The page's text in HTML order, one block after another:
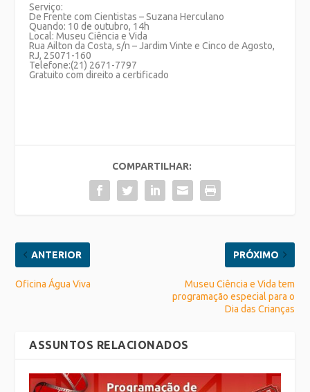
Serviço:
De Frente com Cientistas – Suzana Herculano
Quando: 10 de outubro, 14h
Local: Museu Ciência e Vida
Rua Ailton da Costa, s/n – Jardim Vinte e Cinco de Agosto,
RJ, 25071-160
Telefone:(21) 2671-7797
Gratuito com direito a certificado
COMPARTILHAR:
ANTERIOR
Oficina Água Viva
PRÓXIMO
Museu Ciência e Vida tem
programação especial para o
Dia das Crianças
ASSUNTOS RELACIONADOS